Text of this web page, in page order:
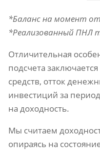
*Баланс на момент
*Реализованный ПНЛ
Отличительная
подсчета
средств, отток
инвестиций за
на доходность.
Мы считаем
опираясь на